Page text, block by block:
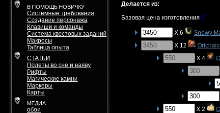
В ПОМОЩЬ НОВИЧКУ
Системные требования
Создание персонажа
Клавиши и команды
Система квестовых заданий
Макросы
Таблица опыта
СТАТЬИ
Полеты во сне и наяву
Рифты
Магические камни
Маркеры
Карты
МЕДИА
обои
Делается из:
Базовая цена изготовления 0
X 6
Snowy
X 12
X 4
X 2